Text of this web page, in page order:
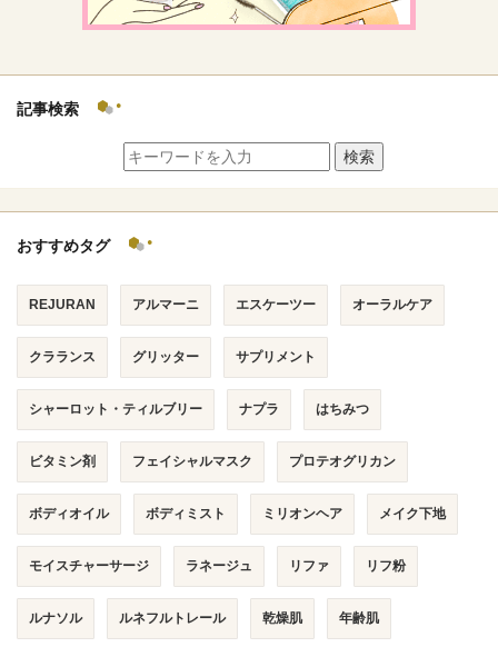
記事検索
検索
おすすめタグ
REJURAN アルマーニ エスケーツー オーラルケア
クラランス グリッター サプリメント
シャーロット・ティルブリー ナプラ はちみつ
ビタミン剤 フェイシャルマスク プロテオグリカン
ボディオイル ボディミスト ミリオンヘア メイク下地
モイスチャーサージ ラネージュ リファ リフ粉
ルナソル ルネフルトレール 乾燥肌 年齢肌